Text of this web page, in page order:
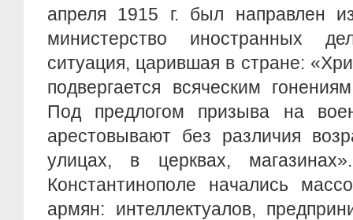
апреля 1915 г. был направлен
министерство иностранных
ситуация, царившая в стране:
подвергается всяческим
Под предлогом призыва на
арестовывают без различия
улицах, в церквах,
Константинополе начались
армян: интеллектуалов,